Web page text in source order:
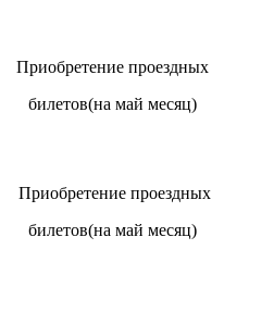
Приобретение проездных
билетов(на май месяц)
Приобретение проездных
билетов(на май месяц)